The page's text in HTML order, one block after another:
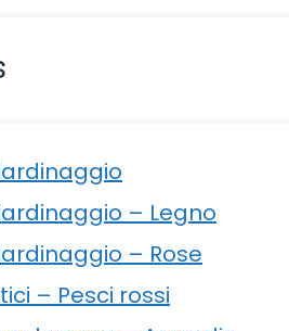
– Legno
– Rose
– Pesci rossi